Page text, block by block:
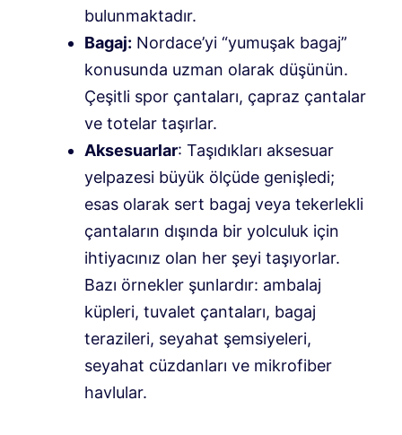
bulunmaktadır.
Bagaj: Nordace’yi “yumuşak bagaj”
konusunda uzman olarak düşünün.
Çeşitli spor çantaları, çapraz çantalar
ve totelar taşırlar.
Aksesuarlar: Taşıdıkları aksesuar
yelpazesi büyük ölçüde genişledi;
esas olarak sert bagaj veya tekerlekli
çantaların dışında bir yolculuk için
ihtiyacınız olan her şeyi taşıyorlar.
Bazı örnekler şunlardır: ambalaj
küpleri, tuvalet çantaları, bagaj
terazileri, seyahat şemsiyeleri,
seyahat cüzdanları ve mikrofiber
havlular.